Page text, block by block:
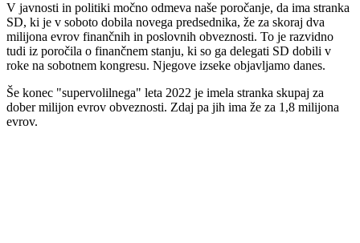
V javnosti in politiki močno odmeva naše poročanje, da ima stranka
SD, ki je v soboto dobila novega predsednika, že za skoraj dva
milijona evrov finančnih in poslovnih obveznosti. To je razvidno
tudi iz poročila o finančnem stanju, ki so ga delegati SD dobili v
roke na sobotnem kongresu. Njegove izseke objavljamo danes.
Še konec "supervolilnega" leta 2022 je imela stranka skupaj za
dober milijon evrov obveznosti. Zdaj pa jih ima že za 1,8 milijona
evrov.